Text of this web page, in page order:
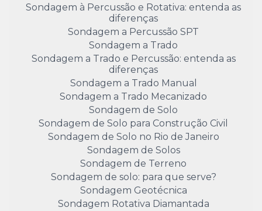
Sondagem à Percussão e Rotativa: entenda as
diferenças
Sondagem a Percussão SPT
Sondagem a Trado
Sondagem a Trado e Percussão: entenda as
diferenças
Sondagem a Trado Manual
Sondagem a Trado Mecanizado
Sondagem de Solo
Sondagem de Solo para Construção Civil
Sondagem de Solo no Rio de Janeiro
Sondagem de Solos
Sondagem de Terreno
Sondagem de solo: para que serve?
Sondagem Geotécnica
Sondagem Rotativa Diamantada